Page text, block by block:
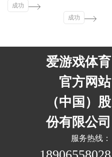
成功
成功
爱游戏体育
官方网站
（中国）股
份有限公司
服务热线：